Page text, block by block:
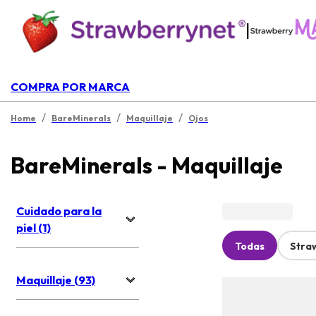
|
COMPRA POR MARCA
Home / BareMinerals / Maquillaje / Ojos
BareMinerals - Maquillaje
Cuidado para la
piel (1)
Maquillaje (93)
Todas